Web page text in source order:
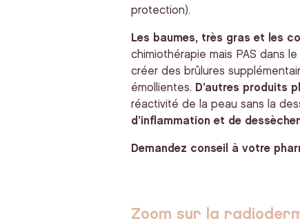
protection).
Les baumes, très gras et les
chimiothérapie mais PAS dans
créer des brûlures
émollientes. D’autres produits
réactivité de la peau sans la
d’inflammation et de
Demandez conseil à votre
Zoom sur la